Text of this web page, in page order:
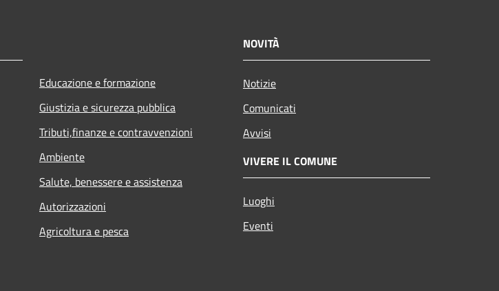
Educazione e formazione
Giustizia e sicurezza pubblica
Tributi,finanze e contravvenzioni
Ambiente
Salute, benessere e assistenza
Autorizzazioni
Agricoltura e pesca
NOVITÀ
Notizie
Comunicati
Avvisi
VIVERE IL COMUNE
Luoghi
Eventi